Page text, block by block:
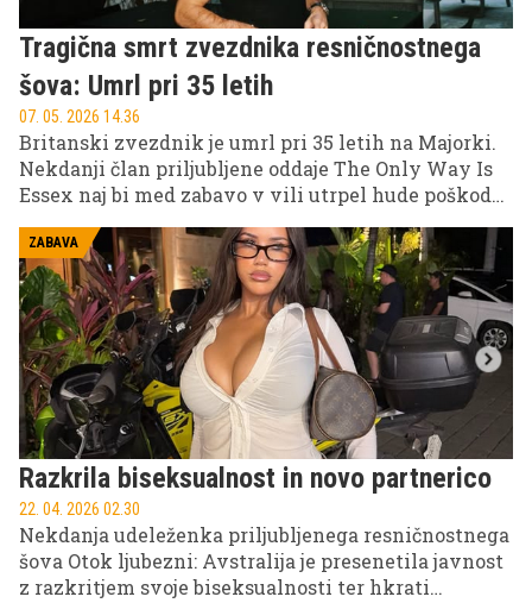
Tragična smrt zvezdnika resničnostnega
šova: Umrl pri 35 letih
07. 05. 2026 14.36
Britanski zvezdnik je umrl pri 35 letih na Majorki.
Nekdanji član priljubljene oddaje The Only Way Is
Essex naj bi med zabavo v vili utrpel hude poškodbe
po trku v steklena vrata, primer pa še vedno
preiskujejo španske oblasti.
ZABAVA
Razkrila biseksualnost in novo partnerico
22. 04. 2026 02.30
Nekdanja udeleženka priljubljenega resničnostnega
šova Otok ljubezni: Avstralija je presenetila javnost
z razkritjem svoje biseksualnosti ter hkrati